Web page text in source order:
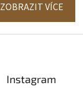
ZOBRAZIT VÍCE
Instagram